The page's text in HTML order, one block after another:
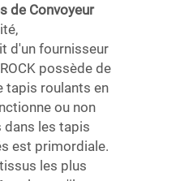
de Convoyeur
d'un fournisseur
possède de
tapis roulants en
ou non
les tapis
est primordiale.
les plus